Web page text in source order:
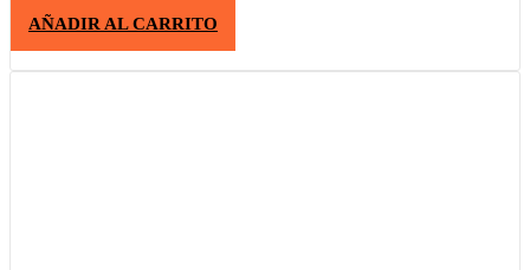
AÑADIR AL CARRITO